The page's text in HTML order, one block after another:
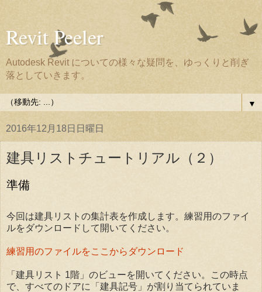
Revit Peeler
Autodesk Revit についての様々な疑問を、ゆっくりと削ぎ
落としていきます。
▼
2016年12月18日日曜日
建具リストチュートリアル（２）
準備
今回は建具リストの集計表を作成します。練習用のファイ
ルをダウンロードして開いてください。
練習用のファイルをここからダウンロード
「建具リスト 1階」のビューを開いてください。この時点
で、すべてのドアに「建具記号」が割り当てられていま